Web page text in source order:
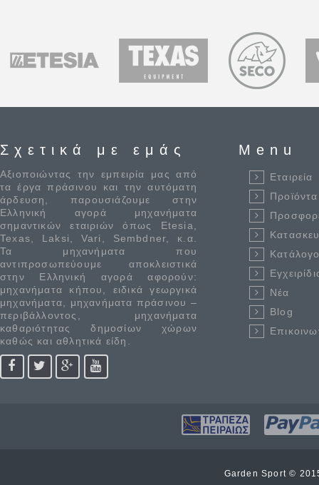
Σχετικά με εμάς
Αξιοποιώντας την εμπειρία μας από
τα έργα πράσινου και την αυτόματη
άρδευση, παρουσιάζουμε στην
Ελληνική αγορά μηχανήματα
σημαντικών εταιριών όπως Etesia,
Texas, Laksi, Vari, Sembdner, κ.α.
Τα μηχανήματα που
αντιπροσωπεύουμε αποκλειστικά
στην Ελληνική αγορά αφορούν:
μηχανήματα κήπου, ειδικά γεωργικά
μηχανήματα, μηχανήματα πράσινου –
περιβάλλοντος, μηχανήματα
καθαριότητας δημοσίων χώρων
καθώς και αθλητικά είδη.
Menu
Εταιρεία
Προϊόντα
Νέα
Blog
Garden Sport ©